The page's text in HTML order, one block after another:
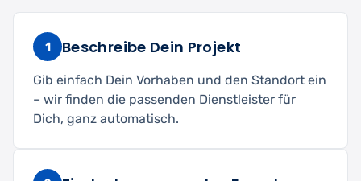
1 Beschreibe Dein Projekt
Gib einfach Dein Vorhaben und den Standort ein
– wir finden die passenden Dienstleister für
Dich, ganz automatisch.